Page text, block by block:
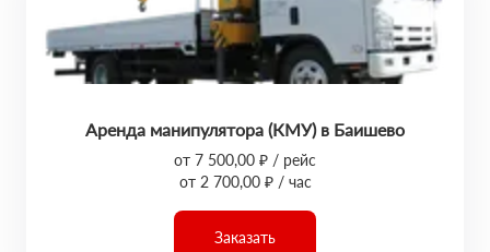
Аренда манипулятора (КМУ) в Баишево
от 7 500,00 ₽ / рейс
от 2 700,00 ₽ / час
Заказать